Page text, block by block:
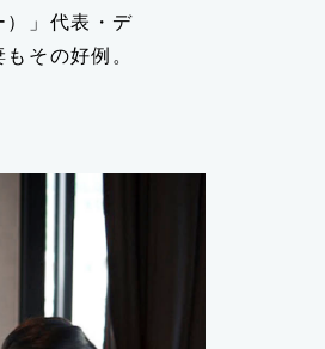
）」代表・デ
その好例。